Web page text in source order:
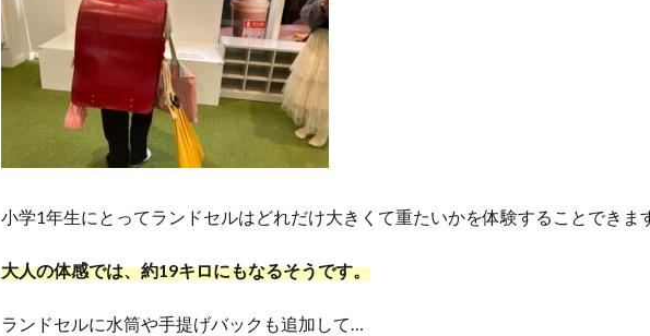
小学1年生にとってランドセルはどれだけ大きくて重たいかを体験することできま
大人の体感では、約19キロにもなるそうです。
ランドセルに水筒や手提げバックも追加して…